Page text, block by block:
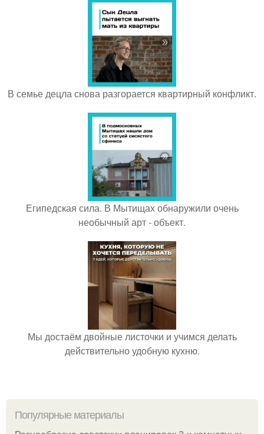
В семье децла снова разгорается квартирный конфликт.
Египедская сила. В Мытищах обнаружили очень
необычный арт - объект.
Мы достаём двойные листочки и учимся делать
действительно удобную кухню.
Популярные материалы